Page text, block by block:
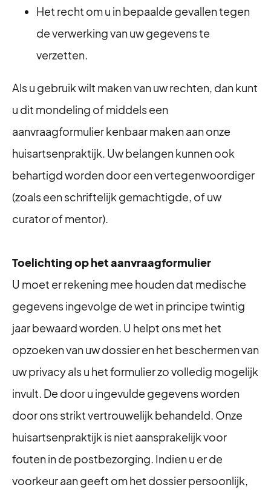
Het recht om u in bepaalde gevallen tegen
de verwerking van uw gegevens te
verzetten.
Als u gebruik wilt maken van uw rechten, dan kunt
u dit mondeling of middels een
aanvraagformulier kenbaar maken aan onze
huisartsenpraktijk. Uw belangen kunnen ook
behartigd worden door een vertegenwoordiger
(zoals een schriftelijk gemachtigde, of uw
curator of mentor).
Toelichting op het aanvraagformulier
U moet er rekening mee houden dat medische
gegevens ingevolge de wet in principe twintig
jaar bewaard worden. U helpt ons met het
opzoeken van uw dossier en het beschermen van
uw privacy als u het formulier zo volledig mogelijk
invult. De door u ingevulde gegevens worden
door ons strikt vertrouwelijk behandeld. Onze
huisartsenpraktijk is niet aansprakelijk voor
fouten in de postbezorging. Indien u er de
voorkeur aan geeft om het dossier persoonlijk,